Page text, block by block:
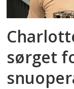
sørget